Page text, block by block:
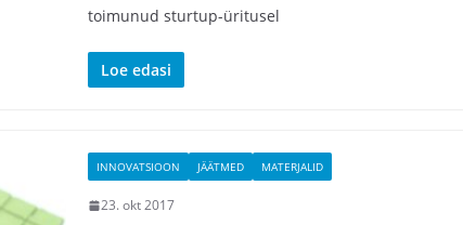
toimunud sturtup-üritusel
Loe edasi
INNOVATSIOON JÄÄTMED MATERJALID
23. okt 2017